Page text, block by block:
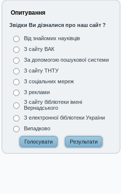
Опитування
Звідки Ви дізналися про наш сайт ?
Від знайомих науківців
З сайту ВАК
За допомогою пошукової системи
З сайту ТНТУ
З соціальних мереж
З реклами
З сайту бібліотеки імені
Вернадського
З електронної бібліотеки України
Випадково